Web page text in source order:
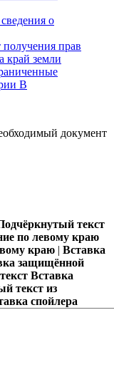
о
прав
край земли
B
документ
текст
по левому краю
краю | Вставка
защищённой
Вставка
текст из
спойлера